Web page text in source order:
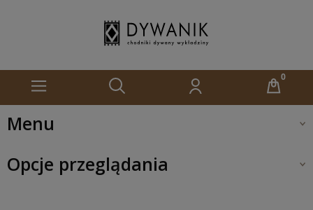
Menu
Opcje przeglądania